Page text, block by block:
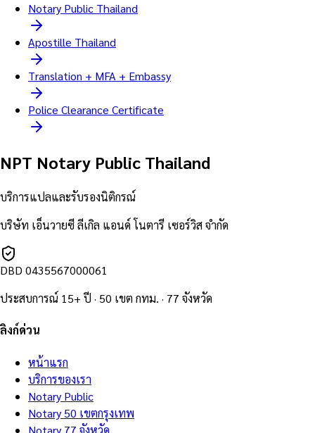
Notary Public Thailand
Apostille Thailand
Translation + MFA + Embassy
Police Clearance Certificate
NPT Notary Public Thailand
บริการแปลและรับรองนิติกรณ์
บริษัท เอ็นวายซี ลีเกิล แอนด์ โนตารี เซอร์วิส จำกัด
DBD 0435567000061
ประสบการณ์ 15+ ปี · 50 เขต กทม. · 77 จังหวัด
ลิงก์ด่วน
หน้าแรก
บริการของเรา
Notary Public
Notary 50 เขตกรุงเทพ
Notary 77 จังหวัด